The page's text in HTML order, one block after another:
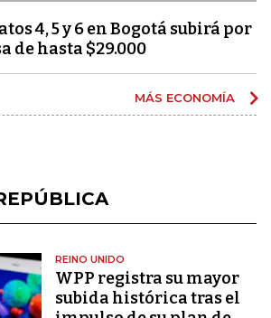
4, 5 y 6 en Bogotá subirá por
de hasta $29.000
MÁS ECONOMÍA
REINO UNIDO
WPP registra su mayor
subida histórica tras el